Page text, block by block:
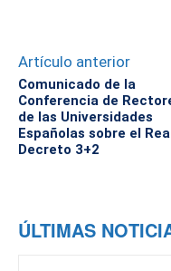
Artículo anterior
Comunicado de la
Conferencia de
de las Universidades
Españolas sobre el
Decreto 3+2
ÚLTIMAS